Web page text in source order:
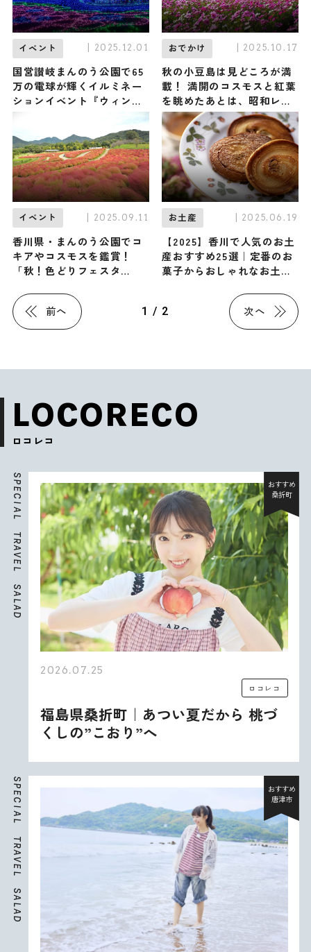
イベント | 2025.12.01
国営讃岐まんのう公園で65
万の電球が輝くイルミネー
ションイベント『ウィンタ
ーファンタジー』が開催
中！ 今年のテーマは「空と
海をむすぶ光」
おでかけ | 2025.10.17
秋の小豆島は見どころが満
載！ 満開のコスモスと紅葉
を眺めたあとは、昭和レト
ロな街並みを夕暮れまで探
索しよう
イベント | 2025.09.11
香川県・まんのう公園でコ
キアやコスモスを鑑賞！
「秋！色どりフェスタ
ら開催
お土産 | 2025.06.19
【2025】香川で人気のお土
産おすすめ25選｜定番のお
菓子からおしゃれなお土
前へ 1 / 2 次へ
LOCORECO
ロコレコ
S
P
E
C
I
A
L
T
R
A
V
E
L
S
A
L
A
D
おすすめ
桑折町
2026.07.25
ロコレコ
福島県桑折町｜あつい夏だから 桃づ
くしの”こおり”へ
S
P
E
C
I
A
L
T
R
A
V
E
L
S
A
L
A
D
おすすめ
唐津市